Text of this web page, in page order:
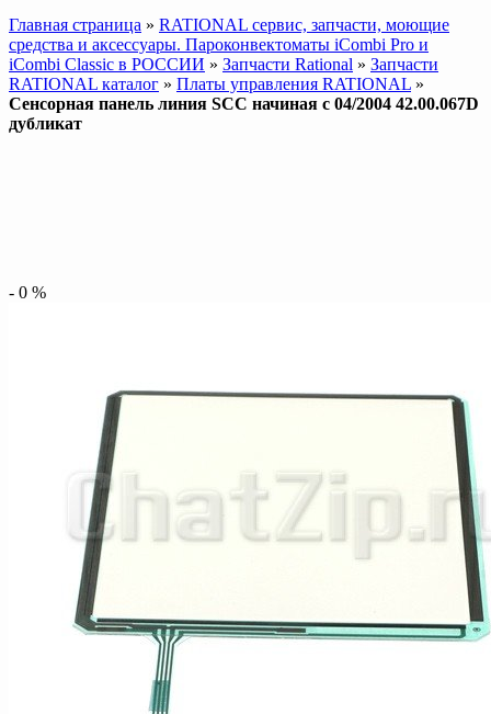
Главная страница » RATIONAL сервис, запчасти, моющие
средства и аксессуары. Пароконвектоматы iCombi Pro и
iCombi Classic в РОССИИ » Запчасти Rational » Запчасти
RATIONAL каталог » Платы управления RATIONAL »
Сенсорная панель линия SCC начиная с 04/2004 42.00.067D
дубликат
- 0 %